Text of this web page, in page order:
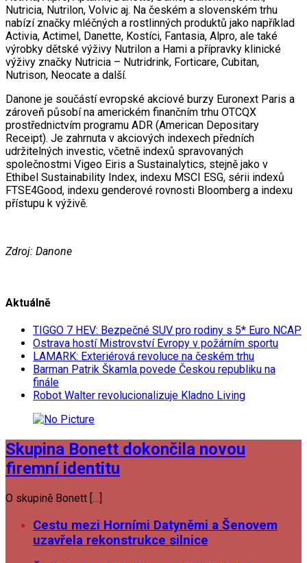
Nutricia, Nutrilon, Volvic aj. Na českém a slovenském trhu
nabízí značky mléčných a rostlinných produktů jako například
Activia, Actimel, Danette, Kostíci, Fantasia, Alpro, ale také
výrobky dětské výživy Nutrilon a Hami a přípravky klinické
výživy značky Nutricia – Nutridrink, Forticare, Cubitan,
Nutrison, Neocate a další.
Danone je součástí evropské akciové burzy Euronext Paris a
zároveň působí na americkém finančním trhu OTCQX
prostřednictvím programu ADR (American Depositary
Receipt). Je zahrnuta v akciových indexech předních
udržitelných investic, včetně indexů spravovaných
společnostmi Vigeo Eiris a Sustainalytics, stejně jako v
Ethibel Sustainability Index, indexu MSCI ESG, sérii indexů
FTSE4Good, indexu genderové rovnosti Bloomberg a indexu
přístupu k výživě.
Zdroj: Danone
Aktuálně
TIGGO 7 HEV: Bezpečné SUV pro rodiny s 5* Euro NCAP
Ostrava hostí Mistrovství Evropy v požárním sportu
LAMARK: Exteriérová revoluce na českém trhu
Barman Patrik Škamla povede Českou republiku na
finále
Robot Walter revolucionalizuje Kladno Living
Skupina Bonett dokončila novou
firemní identitu
O skupině Bonett […]
Cestu mezi Horními Datyněmi a Šenovem
uzavřela rekonstrukce silnice